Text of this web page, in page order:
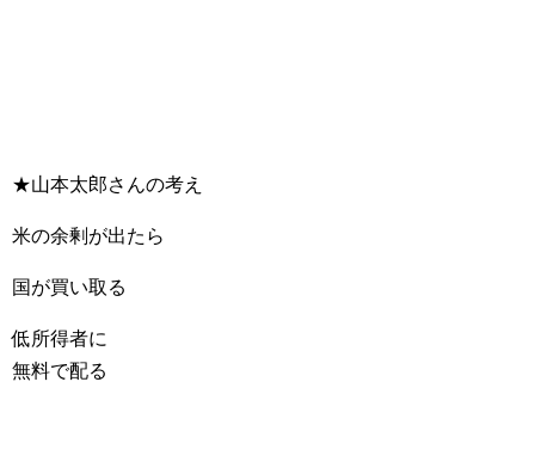
★山本太郎さんの考え
米の余剰が出たら
国が買い取る
低所得者に
無料で配る